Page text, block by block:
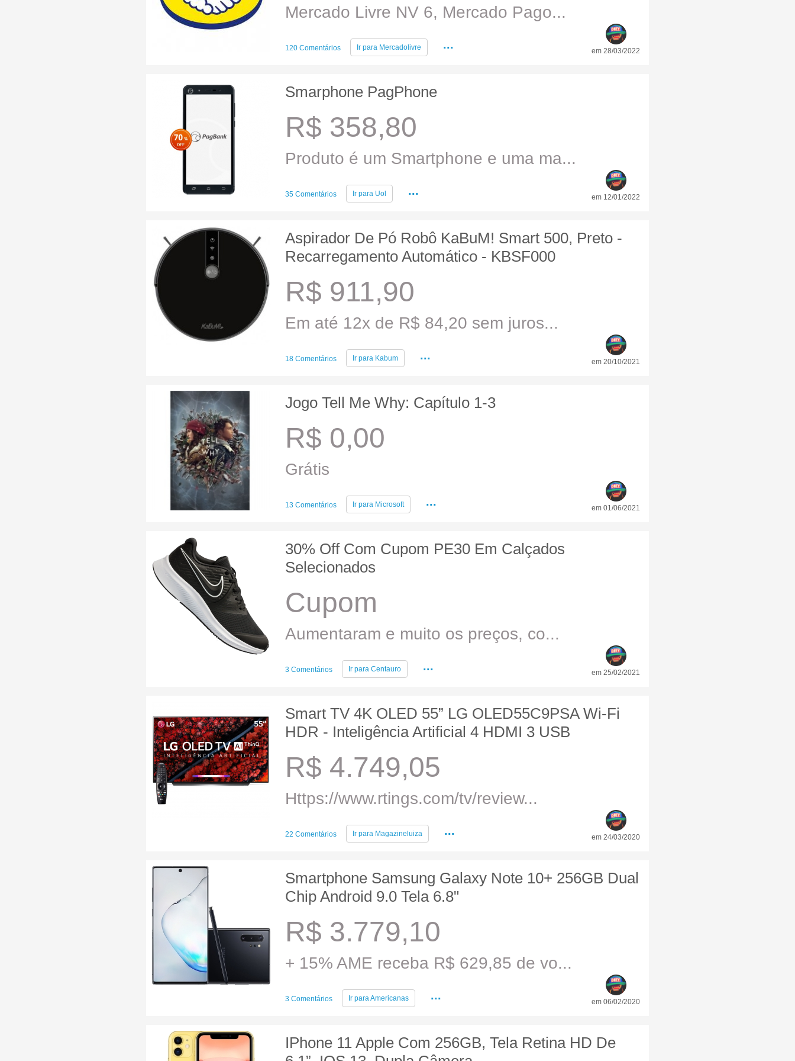
Mercado Livre NV 6, Mercado Pago...
120 Comentários Ir para Mercadolivre ... em 28/03/2022
Smarphone PagPhone
R$ 358,80
Produto é um Smartphone e uma ma...
35 Comentários Ir para Uol ... em 12/01/2022
Aspirador De Pó Robô KaBuM! Smart 500, Preto -
Recarregamento Automático - KBSF000
R$ 911,90
Em até 12x de R$ 84,20 sem juros...
18 Comentários Ir para Kabum ... em 20/10/2021
Jogo Tell Me Why: Capítulo 1-3
R$ 0,00
Grátis
13 Comentários Ir para Microsoft ... em 01/06/2021
30% Off Com Cupom PE30 Em Calçados
Selecionados
Cupom
Aumentaram e muito os preços, co...
3 Comentários Ir para Centauro ... em 25/02/2021
Smart TV 4K OLED 55” LG OLED55C9PSA Wi-Fi
HDR - Inteligência Artificial 4 HDMI 3 USB
R$ 4.749,05
Https://www.rtings.com/tv/review...
22 Comentários Ir para Magazineluiza ... em 24/03/2020
Smartphone Samsung Galaxy Note 10+ 256GB Dual
Chip Android 9.0 Tela 6.8"
R$ 3.779,10
+ 15% AME receba R$ 629,85 de vo...
3 Comentários Ir paraAmericanas ... em 06/02/2020
IPhone 11 Apple Com 256GB, Tela Retina HD De